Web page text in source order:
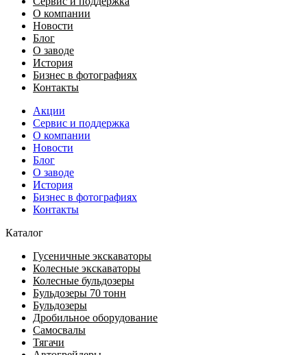
О компании
Новости
Блог
О заводе
История
Бизнес в фотографиях
Контакты
Акции
Сервис и поддержка
О компании
Новости
Блог
О заводе
История
Бизнес в фотографиях
Контакты
Каталог
Гусеничные экскаваторы
Колесные экскаваторы
Колесные бульдозеры
Бульдозеры 70 тонн
Бульдозеры
Дробильное оборудование
Самосвалы
Тягачи